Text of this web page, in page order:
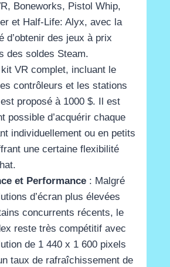
Boneworks, Pistol Whip,
et Half-Life: Alyx, avec la
d’obtenir des jeux à prix
des soldes Steam​​.
VR complet, incluant le
contrôleurs et les stations
proposé à 1000 $. Il est
possible d’acquérir chaque
individuellement ou en petits
une certaine flexibilité
​.
et Performance : Malgré
d’écran plus élevées
concurrents récents, le
reste très compétitif avec
de 1 440 x 1 600 pixels
taux de rafraîchissement de